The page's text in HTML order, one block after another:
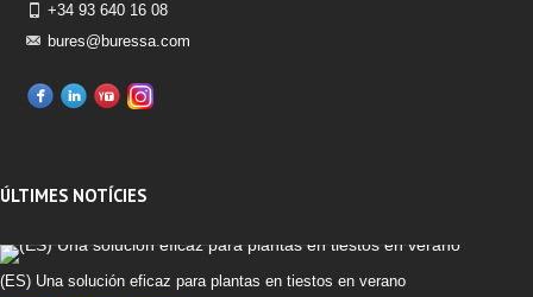
+34 93 640 16 08
bures@buressa.com
ÚLTIMES NOTÍCIES
(ES) Una solución eficaz para plantas en tiestos en verano